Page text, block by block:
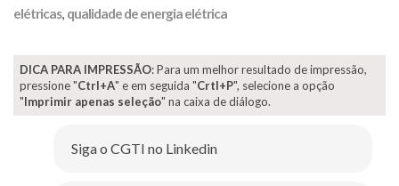
elétricas, qualidade de energia elétrica
DICA PARA IMPRESSÃO: Para um melhor resultado de impressão,
pressione "Ctrl+A" e em seguida "Crtl+P", selecione a opção
"Imprimir apenas seleção" na caixa de diálogo.
Siga o CGTI no Linkedin